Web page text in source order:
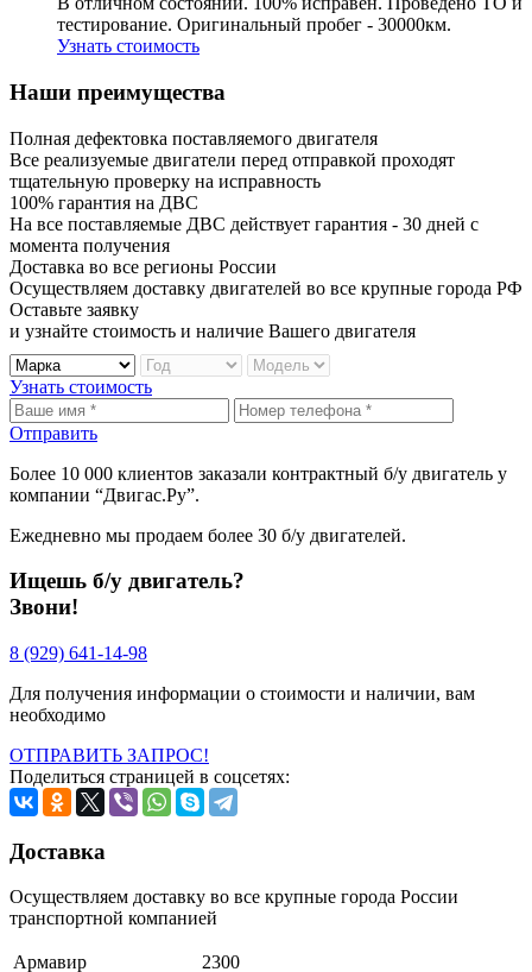
тестирование. Оригинальный пробег - 30000км.
Узнать стоимость
Наши преимущества
Полная дефектовка поставляемого двигателя
Все реализуемые двигатели перед отправкой проходят
тщательную проверку на исправность
100% гарантия на ДВС
На все поставляемые ДВС действует гарантия - 30 дней с
момента получения
Доставка во все регионы России
Осуществляем доставку двигателей во все крупные города РФ
Оставьте заявку
и узнайте стоимость и наличие Вашего двигателя
Узнать стоимость
Отправить
Более 10 000 клиентов заказали контрактный б/у двигатель у
компании “Двигас.Ру”.
Ежедневно мы продаем более 30 б/у двигателей.
Ищешь б/у двигатель?
Звони!
8 (929) 641-14-98
Для получения информации о стоимости и наличии, вам
необходимо
ОТПРАВИТЬ ЗАПРОС!
Поделиться страницей в соцсетях:
Доставка
Осуществляем доставку во все крупные города России
транспортной компанией
Армавир
2300